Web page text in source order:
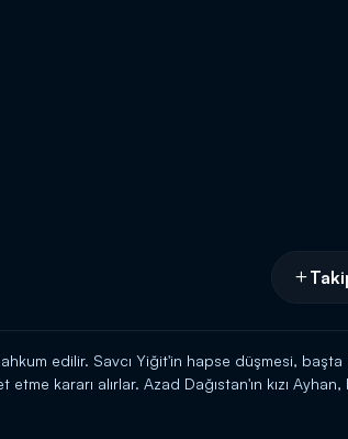
edilir. Savcı Yiğit'in hapse düşmesi,
kararı alırlar. Azad Dağıstan'ın kızı
sırf bu yüzden Yiğit'in tutuklanması normal